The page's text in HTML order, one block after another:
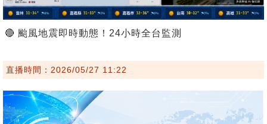
🔴 颱風地震即時動態！24小時全台監測
直播時間：2026/05/27 11:22